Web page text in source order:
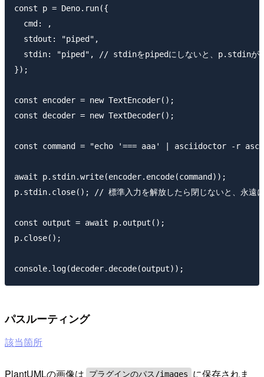
const p = Deno.run({
  cmd: ,
  stdout: "piped",
stdin: "piped", // stdinをpipedにしないと、p.stdinが
});
const encoder = new TextEncoder();
const decoder = new TextDecoder();
const command = "echo '=== aaa' | asciidoctor -r
await p.stdin.write(encoder.encode(command));
p.stdin.close(); // 標準入力を解放したら閉じないと、永遠に
const output = await p.output();
p.close();
パスルーティング
該当箇所
PlantUMLの画像は プラグインのパス/images
に保存されま